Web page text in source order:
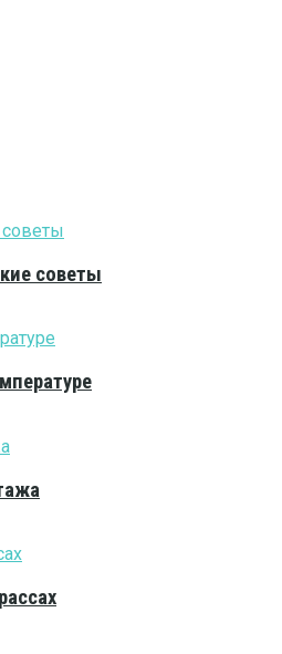
советы